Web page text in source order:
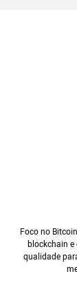
Foco no
blockchain
qualidade